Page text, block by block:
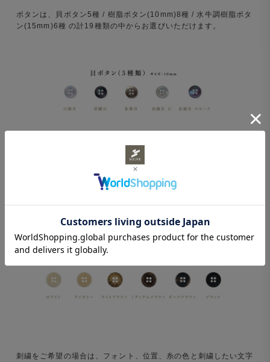
ボタンは、貝ボタン5種 / 樹脂ボタン(10mm)8種 / 水牛調樹脂ボタ
ン(15mm)6種 の計19種類の中からお選びいただけます。
刺繍をご希望の場合は、フォント、位置、糸の色と刺繍したい文字